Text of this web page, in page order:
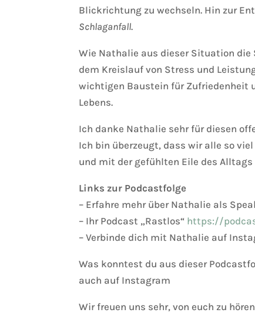
Blickrichtung zu wechseln. Hin zur
Schlaganfall.
Wie Nathalie aus dieser Situation die
dem Kreislauf von Stress und
wichtigen Baustein für Zufriedenheit
Lebens.
Ich danke Nathalie sehr für diesen
Ich bin überzeugt, dass wir alle so
und mit der gefühlten Eile des
Links zur Podcastfolge
– Erfahre mehr über Nathalie als
– Ihr Podcast „Rastlos“ https://
– Verbinde dich mit Nathalie auf
Was konntest du aus dieser
auch auf Instagram
Wir freuen uns sehr, von euch zu